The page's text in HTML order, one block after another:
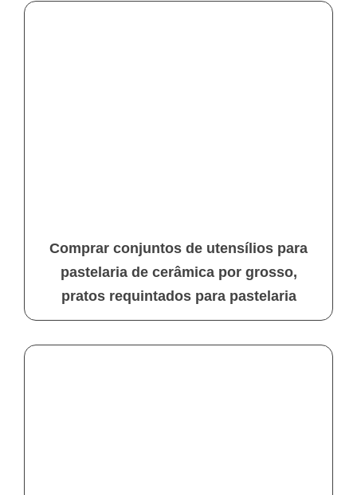
Comprar conjuntos de utensílios para
pastelaria de cerâmica por grosso,
pratos requintados para pastelaria